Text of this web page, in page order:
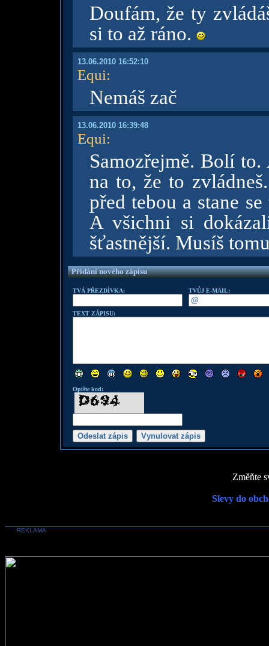
Doufám, že ty
si to až ráno.
13.06.2010 16:52:10
Equi:
Nemáš zač
13.06.2010 16:39:48
Equi:
Samozřejmě. Bolí
na to, že to
před tebou a stane
A všichni si
šťastnější. Musíš
Přidání nového zápisu
TVÁ PŘEZDÍVKA: TVŮJ E-MAIL:
TEXT ZÁPISU:
Opište kod:
Změňte
Slevy do
REKLAMA